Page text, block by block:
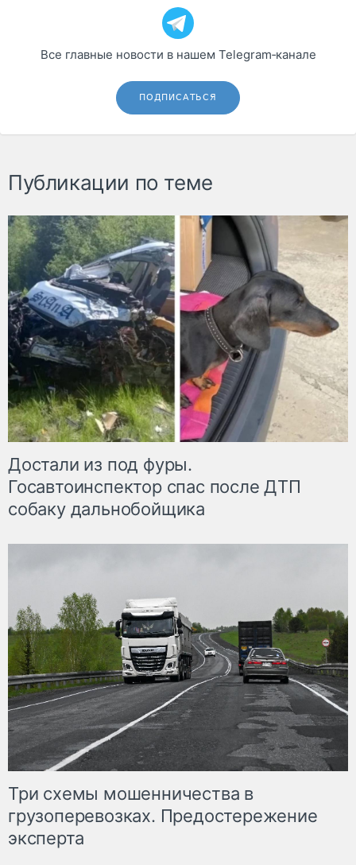
Все главные новости в нашем Telegram‑канале
ПОДПИСАТЬСЯ
Публикации по теме
Достали из под фуры.
Госавтоинспектор спас после ДТП
собаку дальнобойщика
Три схемы мошенничества в
грузоперевозках. Предостережение
эксперта